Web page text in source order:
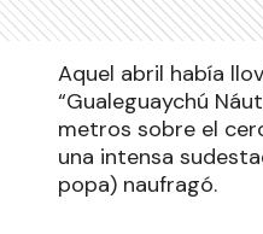
Aquel abril había
“Gualeguaychú
metros sobre el
una intensa
popa) naufragó.